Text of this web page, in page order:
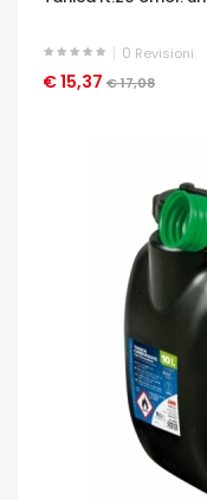
0 Revisioni
€ 15,37 € 17,08
OCCHIATA VELOCE